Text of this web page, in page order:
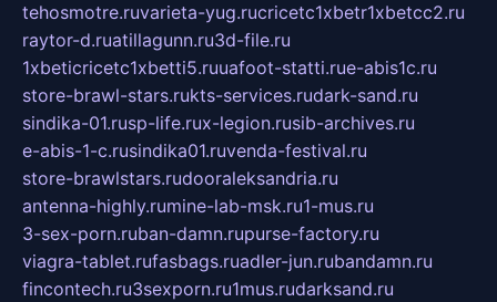
tehosmotre.ruvarieta-yug.rucricetc1xbetr1xbetcc2.ru
raytor-d.ruatillagunn.ru3d-file.ru
1xbeticricetc1xbetti5.ruuafoot-statti.rue-abis1c.ru
store-brawl-stars.rukts-services.rudark-sand.ru
sindika-01.rusp-life.rux-legion.rusib-archives.ru
e-abis-1-c.rusindika01.ruvenda-festival.ru
store-brawlstars.rudooraleksandria.ru
antenna-highly.rumine-lab-msk.ru1-mus.ru
3-sex-porn.ruban-damn.rupurse-factory.ru
viagra-tablet.rufasbags.ruadler-jun.rubandamn.ru
fincontech.ru3sexporn.ru1mus.rudarksand.ru